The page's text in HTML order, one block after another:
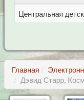
Центральная
Главная
Дэвид Старр,